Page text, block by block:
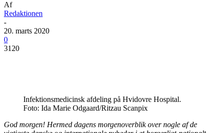
Af
Redaktionen
-
20. marts 2020
0
3120
Infektionsmedicinsk afdeling på Hvidovre Hospital.
Foto: Ida Marie Odgaard/Ritzau Scanpix
God morgen! Hermed dagens morgenoverblik over nogle af de